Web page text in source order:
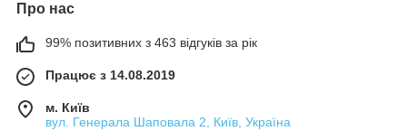
Про нас
99% позитивних з 463 відгуків за рік
Працює з 14.08.2019
м. Київ
вул. Генерала Шаповала 2, Київ, Україна